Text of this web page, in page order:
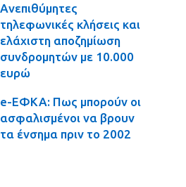
Ανεπιθύμητες
τηλεφωνικές κλήσεις και
ελάχιστη αποζημίωση
συνδρομητών με 10.000
ευρώ
e-ΕΦΚΑ: Πως μπορούν οι
ασφαλισμένοι να βρουν
τα ένσημα πριν το 2002